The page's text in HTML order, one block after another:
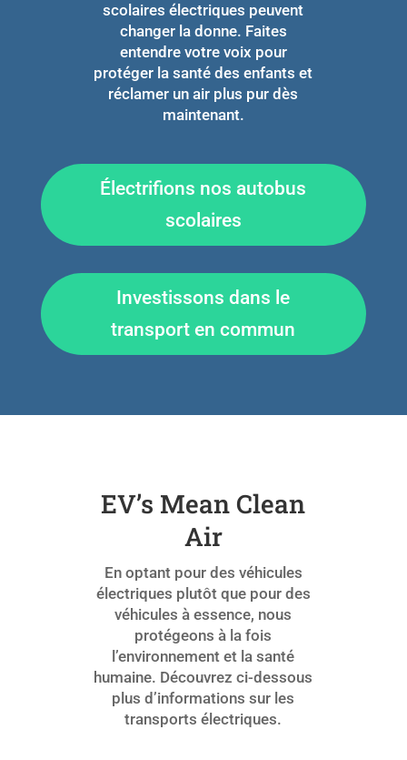
scolaires électriques peuvent
changer la donne. Faites
entendre votre voix pour
protéger la santé des enfants et
réclamer un air plus pur dès
maintenant.
Électrifions nos autobus
scolaires
Investissons dans le
transport en commun
EV’s Mean Clean
Air
En optant pour des véhicules
électriques plutôt que pour des
véhicules à essence, nous
protégeons à la fois
l’environnement et la santé
humaine. Découvrez ci-dessous
plus d’informations sur les
transports électriques.